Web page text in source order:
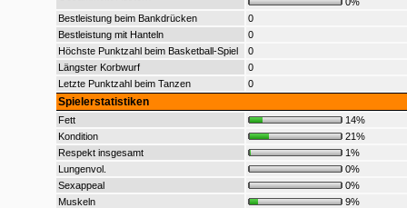
Bestleistung beim Bankdrücken
0
Bestleistung mit Hanteln
0
Höchste Punktzahl beim Basketball-Spiel
0
Längster Korbwurf
0
Letzte Punktzahl beim Tanzen
0
Spielerstatistiken
Fett
14%
Kondition
21%
Respekt insgesamt
1%
Lungenvol.
0%
Sexappeal
0%
Muskeln
9%